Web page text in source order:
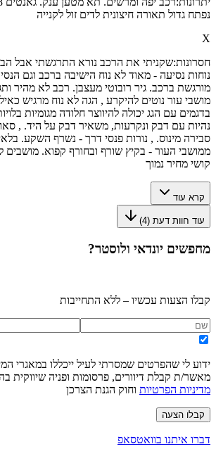
נפתח גדול תאורה חיצונית לדים זול לקנייה
X
חסרונות:שקניתי את הרכב נורא התרגשתי אבל
נוחות נסיעה - מאוד לא נוח הישיבה ברכב וגם
מורגשת ברכב. גיר רובוטי מעצבן. רכב לא מהיר
מושבי עור נוטים להיקרע , הגה לא נוח מרגיש
בדגמים עם הגג יכולה להיווצר חלודה מגומיות
נהיות עם דבק ונקרעות, משאיר דבק על היד. ,
סבירה מינוס. , נורות פנסי דרך - נשרף השקע.
ממושבי העור - בקיץ שורף ובחורף קפוא. מושבים
קושי מחיר נמוך
קרא עוד
עוד חוות דעת (4
)
מחפשים יונדאי ולוסטר?
קבלו הצעות עכשיו – ללא התחייבות
ידוע לי שהפרטים שמסרתי לעיל ייכללו במאגרי
מאשר/ת קבלת דיוורים, פרסומות ופניה שיווקית
מדיניות הפרטיות וחוק הגנת הצרכן
קבלו הצעה
דברו איתנו בוואטסאפ